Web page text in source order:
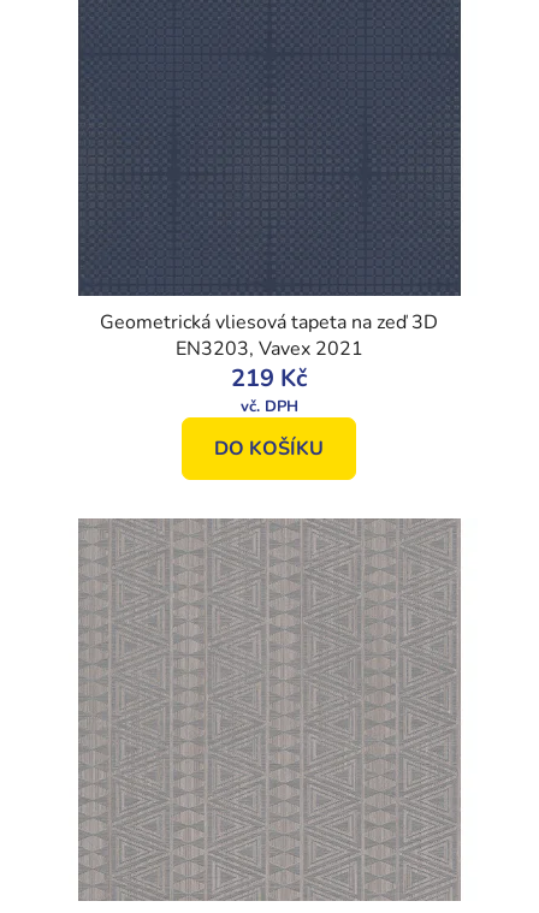
Geometrická vliesová tapeta na zeď 3D
EN3203, Vavex 2021
219 Kč
DO KOŠÍKU